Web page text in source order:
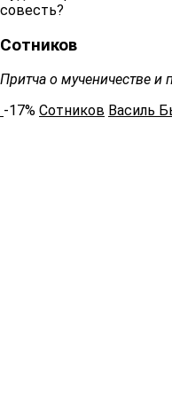
совесть?
Сотников
Притча о мученичестве и
-17% Сотников Василь